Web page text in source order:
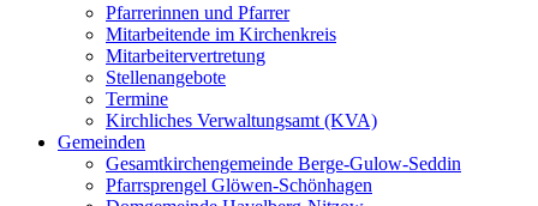
Pfarrerinnen und Pfarrer
Mitarbeitende im Kirchenkreis
Mitarbeitervertretung
Stellenangebote
Termine
Kirchliches Verwaltungsamt (KVA)
Gemeinden
Gesamtkirchengemeinde Berge-Gulow-Seddin
Pfarrsprengel Glöwen-Schönhagen